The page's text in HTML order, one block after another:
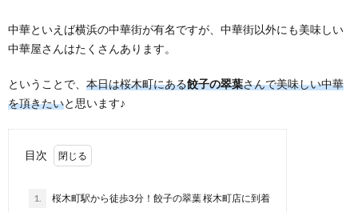
中華といえば横浜の中華街が有名ですが、中華街以外にも美味しい
中華屋さんはたくさんあります。
ということで、 本日は桜木町にある餃子の翠葉さんで美味しい中華
を頂きたいと思います♪
目次
1. 桜木町駅から徒歩3分！餃子の翠葉 桜木町店に到着